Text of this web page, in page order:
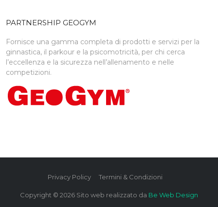
PARTNERSHIP GEOGYM
Fornisce una gamma completa di prodotti e servizi per la
ginnastica, il parkour e la psicomotricità, per chi cerca
l’eccellenza e la sicurezza nell’allenamento e nelle
competizioni.
Copyright © 2026 Sito web realizzato da Be Web Design
Privacy Policy Termini & Condizioni